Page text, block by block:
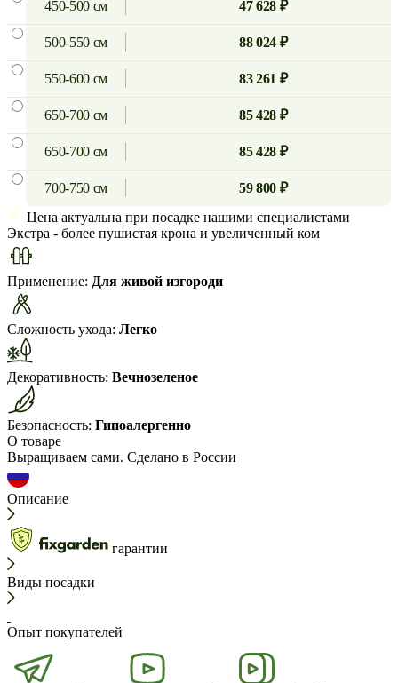
450-500 см 47 628 ₽
500-550 см 88 024 ₽
550-600 см 83 261 ₽
650-700 см 85 428 ₽
650-700 см 85 428 ₽
700-750 см
59 800 ₽
Цена актуальна при посадке нашими специалистами
Экстра - более пушистая крона и увеличенный ком
Применение: Для живой изгороди
Сложность ухода: Легко
Декоративность: Вечнозеленое
Безопасность: Гипоалергенно
О товаре
Выращиваем сами. Сделано в России
Описание
гарантии
Виды посадки
Опыт покупателей